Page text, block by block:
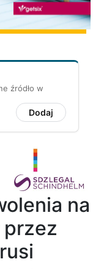
źródło w
Dodaj
na